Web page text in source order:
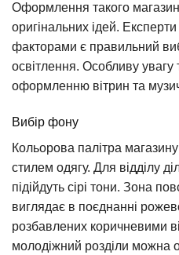
Оформлення такого
оригінальних ідей.
факторами є правильний
освітлення. Особливу увагу
оформленню вітрин та
Вибір фону
Кольорова палітра
стилем одягу. Для відділу
підійдуть сірі тони. Зона
виглядає в поєднанні
розбавлених коричневими
молодіжний розділи можна